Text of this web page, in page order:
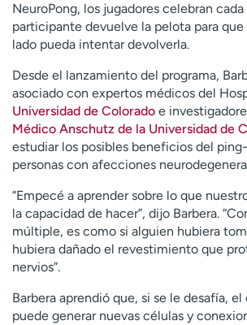
NeuroPong, los jugadores celebran
participante devuelve la pelota para
lado pueda intentar devolverla.
Desde el lanzamiento del programa,
asociado con expertos médicos del
Universidad de Colorado e
Médico Anschutz de la Universidad de
estudiar los posibles beneficios del
personas con afecciones
“Empecé a aprender sobre lo que
la capacidad de hacer”, dijo Barbera.
múltiple, es como si alguien hubiera
hubiera dañado el revestimiento que
nervios”.
Barbera aprendió que, si se le desafía,
puede generar nuevas células y